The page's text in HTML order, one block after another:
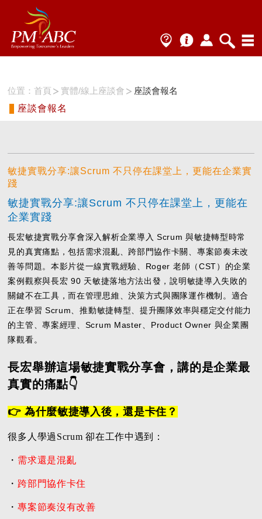
位置：首頁 實體/線上座談會
座談會報名
座談會報名
敏捷實戰分享:讓Scrum 不只停在課堂上，更能在企業實
踐
敏捷實戰分享:讓Scrum 不只停在課堂上，更能在
企業實踐
長宏敏捷實戰分享會深入解析企業導入 Scrum 與敏捷轉型時常
見的真實痛點，包括需求混亂、跨部門協作卡關、專案節奏未改
善等問題。本影片從一線實戰經驗、Roger 老師（CST）的企業
案例觀察與長宏 90 天敏捷落地方法出發，說明敏捷導入失敗的
關鍵不在工具，而在管理思維、決策方式與團隊運作機制。適合
正在學習 Scrum、推動敏捷轉型、提升團隊效率與穩定交付能力
的主管、專案經理、Scrum Master、Product Owner 與企業團
隊觀看。
長宏舉辦這場敏捷實戰分享會，講的是企業最
真實的痛點👇
👉 為什麼敏捷導入後，還是卡住？
很多人學過Scrum 卻在工作中遇到：
・ 需求還是混亂
・ 跨部門協作卡住
・專案節奏沒有改善